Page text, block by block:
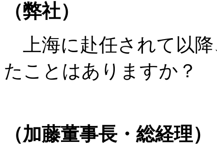
（弊社）
上海に赴任されて以
たことはありますか？
（加藤董事長・総経理）